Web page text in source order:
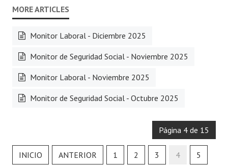
Monitor Laboral - Diciembre 2025
Monitor de Seguridad Social - Noviembre 2025
Monitor Laboral - Noviembre 2025
Monitor de Seguridad Social - Octubre 2025
Página 4 de 15
INICIO ANTERIOR 1 2 3 4 5